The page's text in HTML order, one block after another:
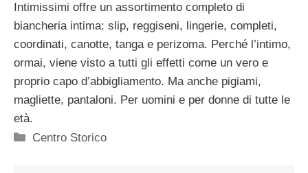
Intimissimi offre un assortimento completo di
biancheria intima: slip, reggiseni, lingerie, completi,
coordinati, canotte, tanga e perizoma. Perché l’intimo,
ormai, viene visto a tutti gli effetti come un vero e
proprio capo d’abbigliamento. Ma anche pigiami,
magliette, pantaloni. Per uomini e per donne di tutte le
età.
Categorie
Centro Storico